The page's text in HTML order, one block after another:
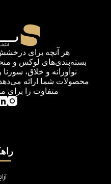
هر آنچه برای درخشش
بسته‌بندی‌های لوکس و
نوآورانه و خلاق،
محصولات شما ارائه
متفاوت را برای